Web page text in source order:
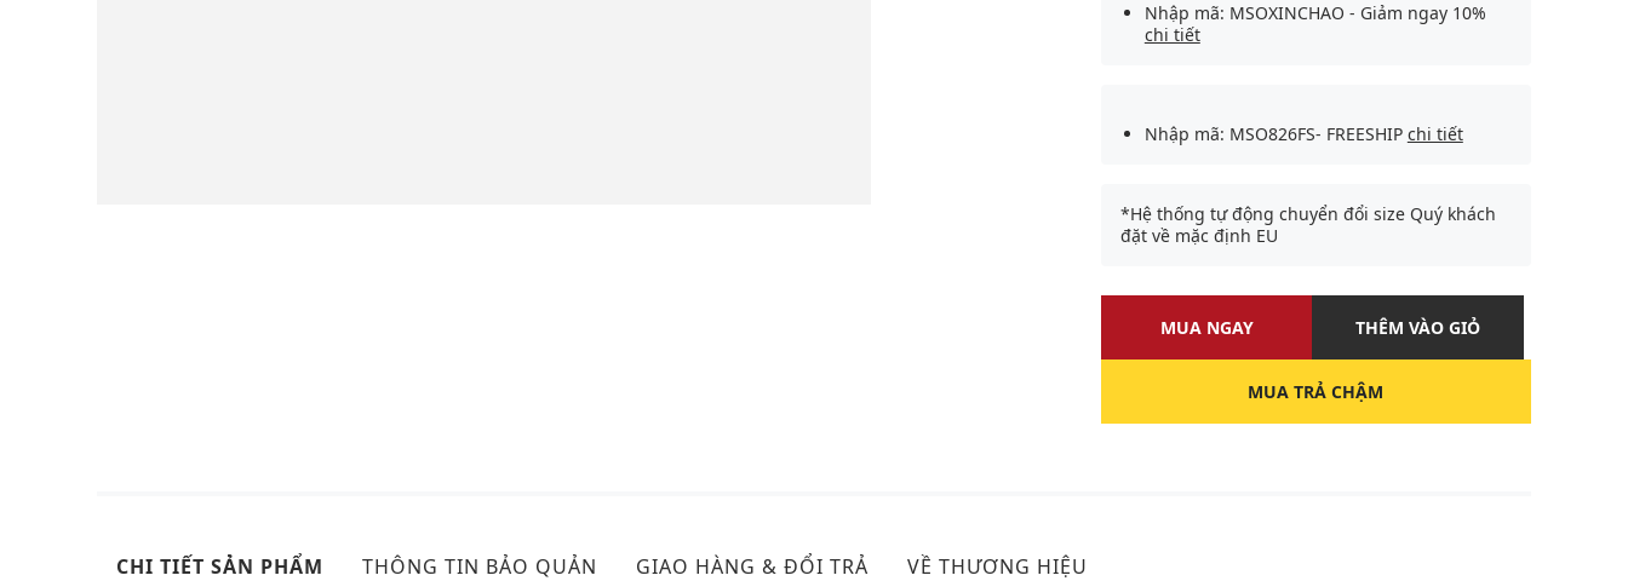
Nhập mã: MSOXINCHAO - Giảm ngay 10%
chi tiết
Nhập mã: MSO826FS- FREESHIP chi tiết
*Hệ thống tự động chuyển đổi size Quý khách
đặt về mặc định EU
MUA NGAY THÊM VÀO GIỎ
MUA TRẢ CHẬM
CHI TIẾT SẢN PHẨM THÔNG TIN BẢO QUẢN GIAO HÀNG & ĐỔI TRẢ VỀ THƯƠNG HIỆU